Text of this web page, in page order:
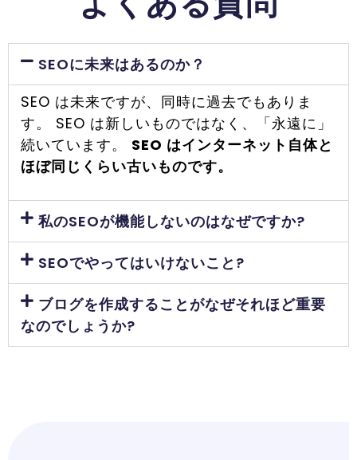
SEOに未来はあるのか？
SEO は未来ですが、同時に過去でもありま
す。 SEO は新しいものではなく、「永遠に」
続いています。 SEO はインターネット自体と
ほぼ同じくらい古いものです。
私のSEOが機能しないのはなぜですか?
SEOでやってはいけないこと?
ブログを作成することがなぜそれほど重要
なのでしょうか?